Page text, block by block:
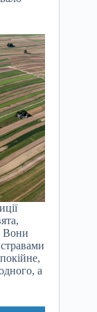
Вони
а